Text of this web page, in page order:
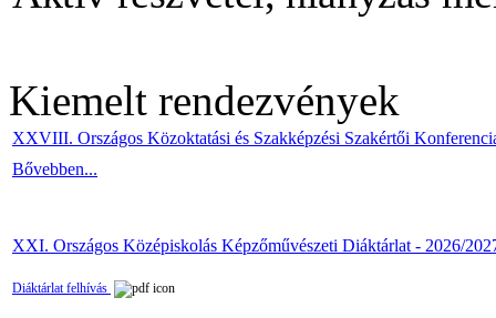
Kiemelt rendezvények
XXVIII. Országos Közoktatási és Szakképzési Szakértői
Bővebben...
XXI. Országos Középiskolás Képzőművészeti Diáktárlat - 2026/
Diáktárlat felhívás